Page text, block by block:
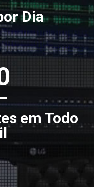
Dia
em Todo